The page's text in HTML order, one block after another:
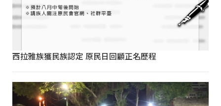
西拉雅族獲民族認定 原民日回顧正名歷程